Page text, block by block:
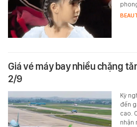
Giá vé máy bay nhiều chặng
2/9
Kỳ
đến
cao.
nhận